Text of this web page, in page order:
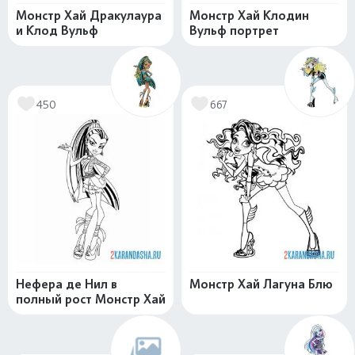
Монстр Хай Дракулаура
и Клод Вульф
Монстр Хай Клодин
Вульф портрет
450
Нефера де Нил в
полный рост Монстр Хай
667
Монстр Хай Лагуна Блю